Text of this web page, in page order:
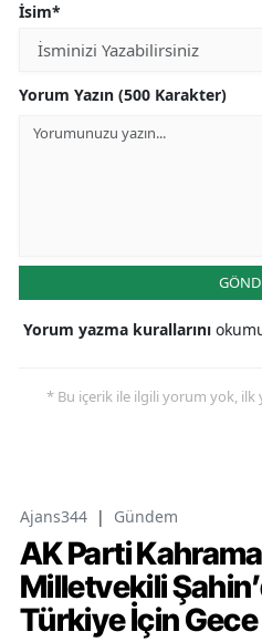
İsim*
Yorum Yazın (500 Karakter)
Yorum yazma kurallarını
* Bu içerik ile ilgili yorum yok, ilk
Ajans344 | Gündem
AK Parti
Milletvekili
Türkiye İçin